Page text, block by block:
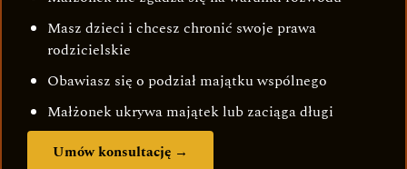
Masz dzieci i chcesz chronić swoje prawa
rodzicielskie
Obawiasz się o podział majątku wspólnego
Małżonek ukrywa majątek lub zaciąga długi
Umów konsultację →